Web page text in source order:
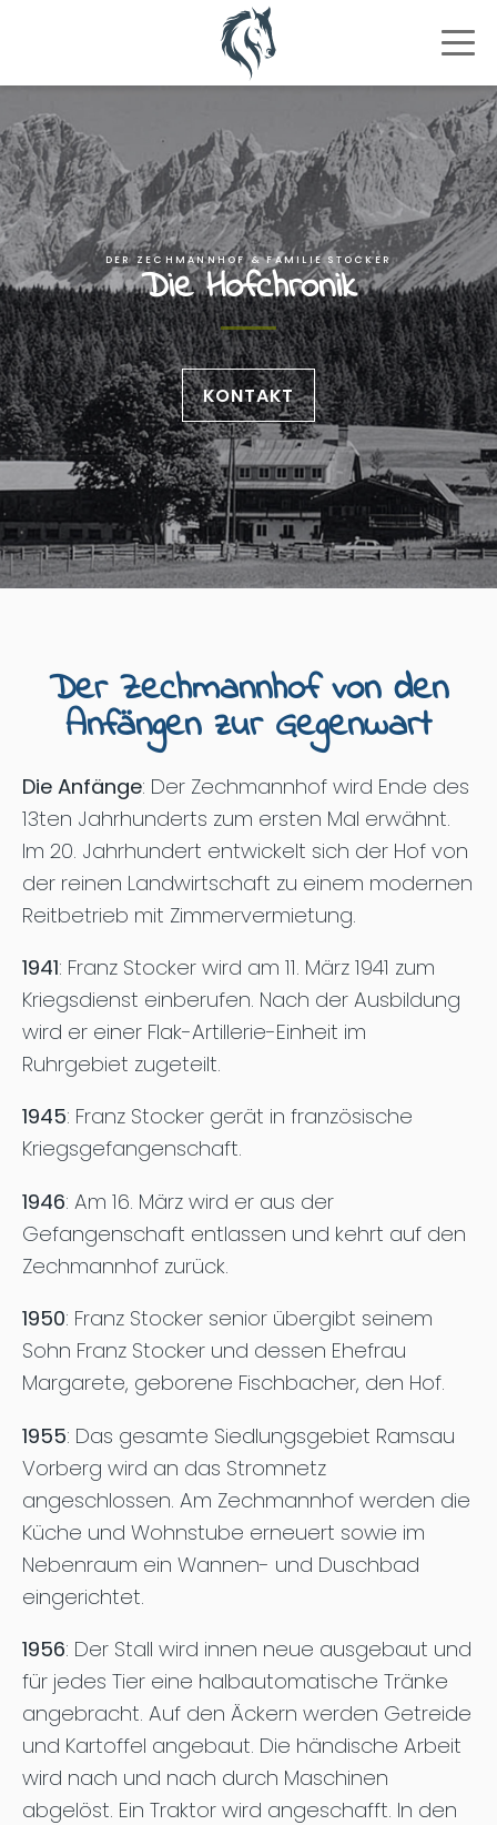
DER ZECHMANNHOF & FAMILIE STOCKER
Die Hofchronik
KONTAKT
Der Zechmannhof von den
Anfängen zur Gegenwart
Die Anfänge: Der Zechmannhof wird Ende des
13ten Jahrhunderts zum ersten Mal erwähnt.
Im 20. Jahrhundert entwickelt sich der Hof von
der reinen Landwirtschaft zu einem modernen
Reitbetrieb mit Zimmervermietung.
1941: Franz Stocker wird am 11. März 1941 zum
Kriegsdienst einberufen. Nach der Ausbildung
wird er einer Flak-Artillerie-Einheit im
Ruhrgebiet zugeteilt.
1945: Franz Stocker gerät in französische
Kriegsgefangenschaft.
1946: Am 16. März wird er aus der
Gefangenschaft entlassen und kehrt auf den
Zechmannhof zurück.
1950: Franz Stocker senior übergibt seinem
Sohn Franz Stocker und dessen Ehefrau
Margarete, geborene Fischbacher, den Hof.
1955: Das gesamte Siedlungsgebiet Ramsau
Vorberg wird an das Stromnetz
angeschlossen. Am Zechmannhof werden die
Küche und Wohnstube erneuert sowie im
Nebenraum ein Wannen- und Duschbad
eingerichtet.
1956: Der Stall wird innen neue ausgebaut und
für jedes Tier eine halbautomatische Tränke
angebracht. Auf den Äckern werden Getreide
und Kartoffel angebaut. Die händische Arbeit
wird nach und nach durch Maschinen
abgelöst. Ein Traktor wird angeschafft. In den